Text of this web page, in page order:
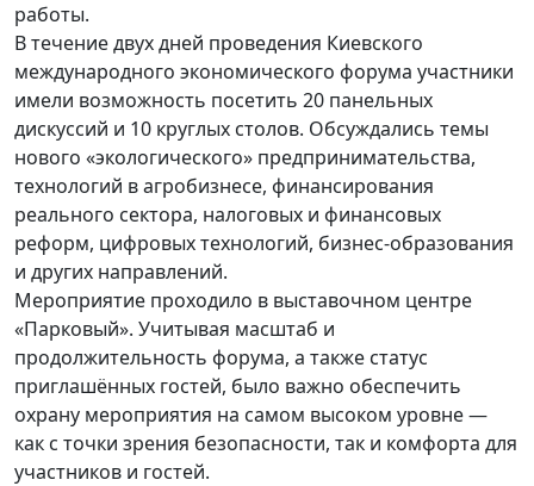
работы.
В течение двух дней проведения Киевского
международного экономического форума участники
имели возможность посетить 20 панельных
дискуссий и 10 круглых столов. Обсуждались темы
нового «экологического» предпринимательства,
технологий в агробизнесе, финансирования
реального сектора, налоговых и финансовых
реформ, цифровых технологий, бизнес-образования
и других направлений.
Мероприятие проходило в выставочном центре
«Парковый». Учитывая масштаб и
продолжительность форума, а также статус
приглашённых гостей, было важно обеспечить
охрану мероприятия на самом высоком уровне —
как с точки зрения безопасности, так и комфорта для
участников и гостей.